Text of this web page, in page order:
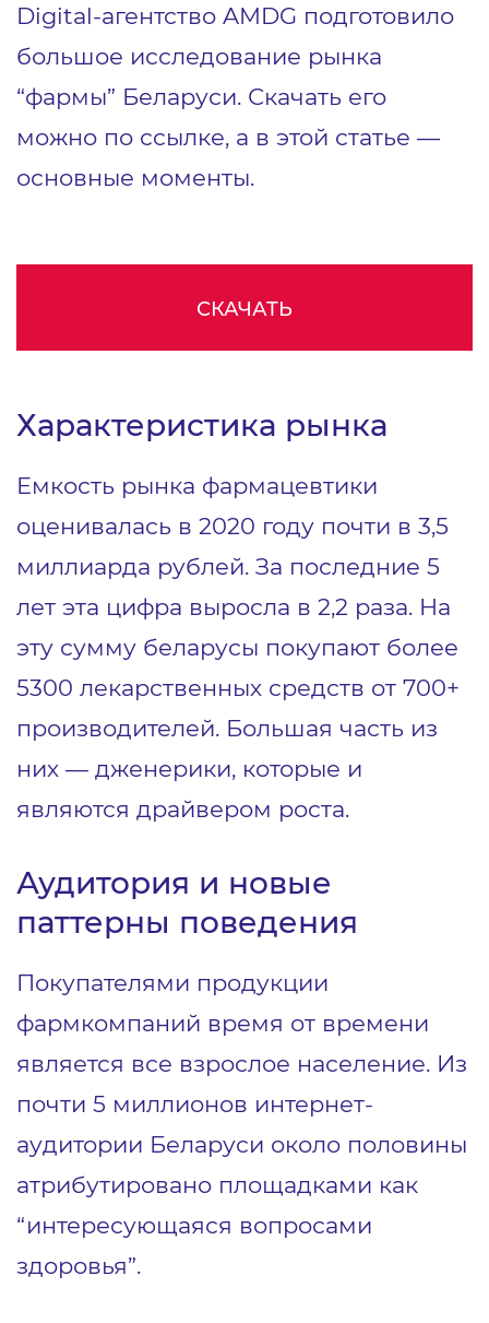
Digital-агентство AMDG подготовило
большое исследование рынка
“фармы” Беларуси. Скачать его
можно по ссылке, а в этой статье —
основные моменты.
СКАЧАТЬ
Характеристика рынка
Емкость рынка фармацевтики
оценивалась в 2020 году почти в 3,5
миллиарда рублей. За последние 5
лет эта цифра выросла в 2,2 раза. На
эту сумму беларусы покупают более
5300 лекарственных средств от 700+
производителей. Большая часть из
них — дженерики, которые и
являются драйвером роста.
Аудитория и новые
паттерны поведения
Покупателями продукции
фармкомпаний время от времени
является все взрослое население. Из
почти 5 миллионов интернет-
аудитории Беларуси около половины
атрибутировано площадками как
“интересующаяся вопросами
здоровья”.